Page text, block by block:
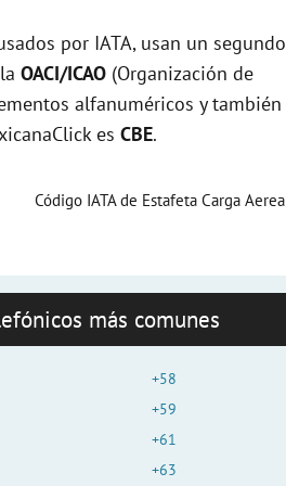
por IATA, usan un segundo
OACI/ICAO (Organización de
alfanuméricos y también
es CBE.
Código IATA de Estafeta Carga Aerea
más comunes
+58
+59
+61
+63